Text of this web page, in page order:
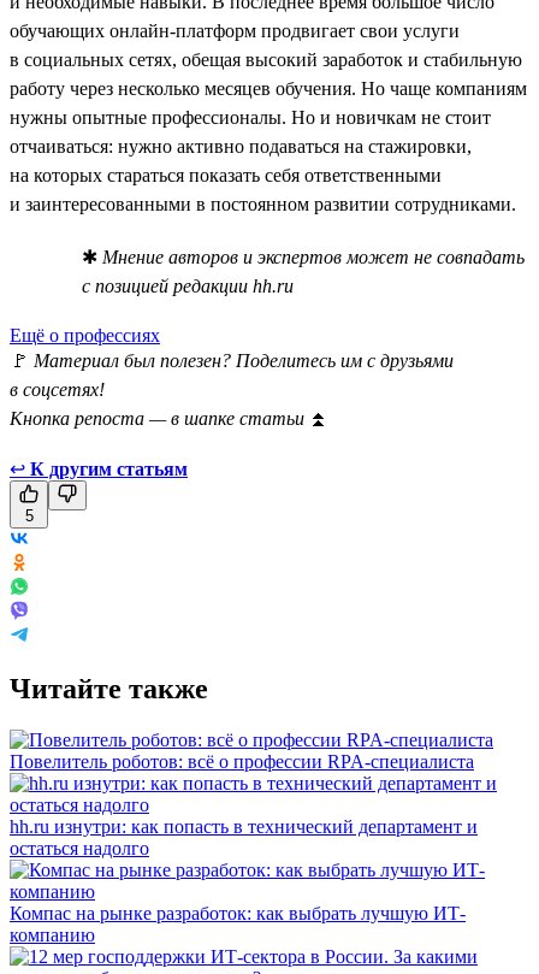
обучающих онлайн-платформ продвигает свои услуги
в социальных сетях, обещая высокий заработок и стабильную
работу через несколько месяцев обучения. Но чаще компаниям
нужны опытные профессионалы. Но и новичкам не стоит
отчаиваться: нужно активно подаваться на стажировки,
на которых стараться показать себя ответственными
и заинтересованными в постоянном развитии сотрудниками.
✱ Мнение авторов и экспертов может не совпадать
с позицией редакции hh.ru
Ещё о профессиях
🚩 Материал был полезен? Поделитесь им с друзьями
в соцсетях!
Кнопка репоста — в шапке статьи ⏫
↩ К другим статьям
5
Читайте также
Повелитель роботов: всё о профессии RPA-специалиста
hh.ru изнутри: как попасть в технический департамент и
остаться надолго
Компас на рынке разработок: как выбрать лучшую ИТ-
компанию